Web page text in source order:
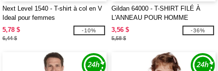
Next Level 1540 - T-shirt à col en V
Ideal pour femmes
5,78 $
6,44 $
-10%
Gildan 64000 - T-SHIRT FILÉ À
L'ANNEAU POUR HOMME
3,56 $
5,58 $
-36%